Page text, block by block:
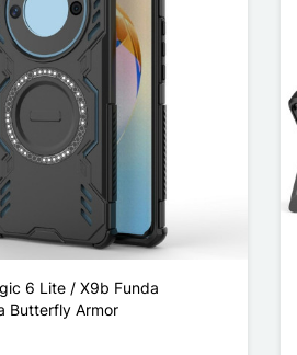
6 Lite / X9b Funda
Butterfly Armor